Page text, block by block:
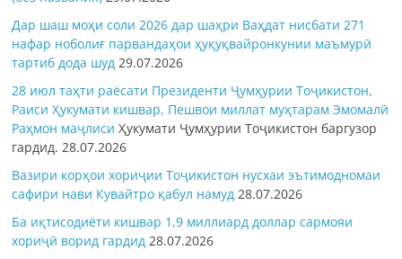
Дар шаш моҳи соли 2026 дар шаҳри Ваҳдат нисбати 271
нафар ноболиғ парвандаҳои ҳуқуқвайронкунии маъмурӣ
тартиб дода шуд 29.07.2026
28 июл таҳти раёсати Президенти Ҷумҳурии Тоҷикистон,
Раиси Ҳукумати кишвар, Пешвои миллат муҳтарам Эмомалӣ
Раҳмон маҷлисиҲукумати Ҷумҳурии Тоҷикистон баргузор
гардид.28.07.2026
Вазири корҳои хориҷии Тоҷикистон нусхаи эътимодномаи
сафири нави Кувайтро қабул намуд 28.07.2026
Ба иқтисодиёти кишвар 1,9 миллиард доллар сармояи
хориҷӣ ворид гардид 28.07.2026